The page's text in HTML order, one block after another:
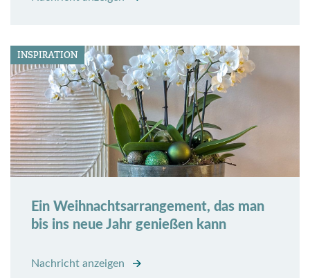
INSPIRATION
Ein Weihnachtsarrangement, das man
bis ins neue Jahr genießen kann
Nachricht anzeigen